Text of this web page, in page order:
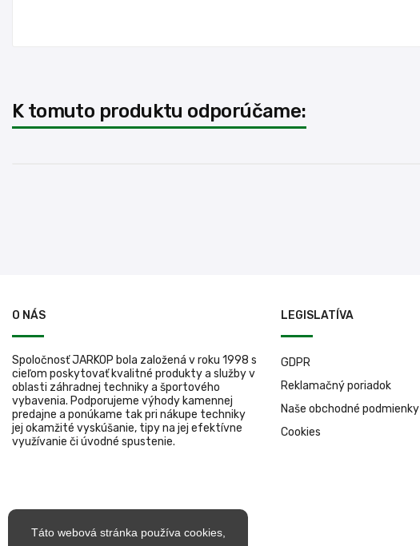
K tomuto produktu odporúčame:
O NÁS
Spoločnosť JARKOP bola založená v roku 1998 s
cieľom poskytovať kvalitné produkty a služby v
oblasti záhradnej techniky a športového
vybavenia. Podporujeme výhody kamennej
predajne a ponúkame tak pri nákupe techniky
jej okamžité vyskúšanie, tipy na jej efektívne
využívanie či úvodné spustenie.
LEGISLATÍVA
GDPR
Reklamačný poriadok
Naše obchodné podmienky
Cookies
Táto webová stránka používa cookies,